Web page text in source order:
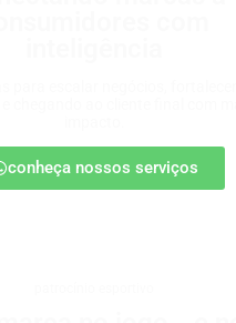
conheça nossos serviços